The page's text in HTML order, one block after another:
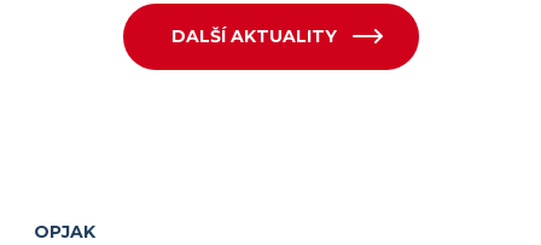
DALŠÍ AKTUALITY
OPJAK